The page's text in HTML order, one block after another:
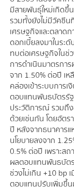
มีสายพันธุ์ใหม่เกิดขึ้
รวมทั้งยังไม่มีวัคซี
เศรษฐกิจและตลาด
ดอกเบี้ยลงมาในระ
ทบต่อเศรษฐกิจในช่
การดำเนินมาตรกา
จาก 1.50% ต่อปี เ
คล่องเข้าระบบการเ
ตอบแทนพันธบัตรรั
ประวัติการณ์ รวมถึ
ด้วยเช่นกัน โดยอัต
ปี หลังจากธนาคาร
นโยบายลงจาก
0.5% ต่อปี เพราะส
ผลตอบแทนพันธบัตร
ช่วงไม่เกิน +10 bp
ตอบแทนปรับเพิ่มขึ้น